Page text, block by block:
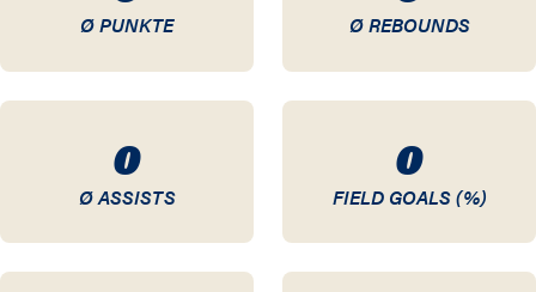
Ø PUNKTE Ø REBOUNDS
0
Ø ASSISTS
0
FIELD GOALS (%)